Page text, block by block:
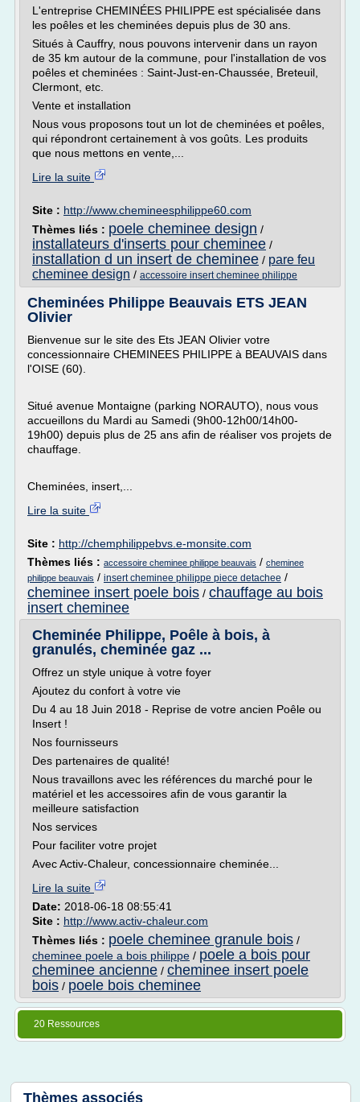
L'entreprise CHEMINÉES PHILIPPE est spécialisée dans
les poêles et les cheminées depuis plus de 30 ans.
Situés à Cauffry, nous pouvons intervenir dans un rayon
de 35 km autour de la commune, pour l'installation de vos
poêles et cheminées : Saint-Just-en-Chaussée, Breteuil,
Clermont, etc.
Vente et installation
Nous vous proposons tout un lot de cheminées et poêles,
qui répondront certainement à vos goûts. Les produits
que nous mettons en vente,...
Lire la suite
Site : http://www.chemineesphilippe60.com
Thèmes liés : poele cheminee design /
installateurs d'inserts pour cheminee /
installation d un insert de cheminee / pare feu
cheminee design / accessoire insert cheminee philippe
Cheminées Philippe Beauvais ETS JEAN
Olivier
Bienvenue sur le site des Ets JEAN Olivier votre
concessionnaire CHEMINEES PHILIPPE à BEAUVAIS dans
l'OISE (60).
Situé avenue Montaigne (parking NORAUTO), nous vous
accueillons du Mardi au Samedi (9h00-12h00/14h00-
19h00) depuis plus de 25 ans afin de réaliser vos projets de
chauffage.
Cheminées, insert,...
Lire la suite
Site : http://chemphilippebvs.e-monsite.com
Thèmes liés : accessoire cheminee philippe beauvais / cheminee
philippe beauvais / insert cheminee philippe piece detachee /
cheminee insert poele bois / chauffage au bois
insert cheminee
Cheminée Philippe, Poêle à bois, à
granulés, cheminée gaz ...
Offrez un style unique à votre foyer
Ajoutez du confort à votre vie
Du 4 au 18 Juin 2018 - Reprise de votre ancien Poêle ou
Insert !
Nos fournisseurs
Des partenaires de qualité!
Nous travaillons avec les références du marché pour le
matériel et les accessoires afin de vous garantir la
meilleure satisfaction
Nos services
Pour faciliter votre projet
Avec Activ-Chaleur, concessionnaire cheminée...
Lire la suite
Date: 2018-06-18 08:55:41
Site : http://www.activ-chaleur.com
Thèmes liés : poele cheminee granule bois /
cheminee poele a bois philippe / poele a bois pour
cheminee ancienne / cheminee insert poele
bois / poele bois cheminee
20 Ressources
Thèmes associés